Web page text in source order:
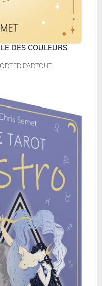
DES COULEURS
PARTOUT